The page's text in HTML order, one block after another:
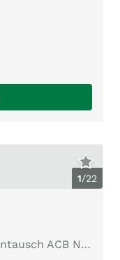
1/22
ACB Ankauf v Wohnmobilen/Eintausch ACB Nr.388 Längsbetten